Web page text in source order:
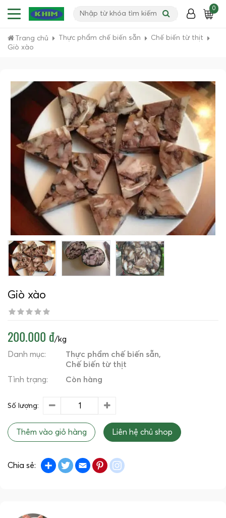
0
Trang chủ Thực phẩm chế biến sẵn
Chế biến từ thịt
Giò xào
Giò xào
200.000 đ/kg
Danh mục:
Thực phẩm chế biến sẵn
Chế biến từ thịt
Tình trạng:
Còn hàng
Số lượng:
Thêm vào giỏ hàng Liên hệ chủ shop
Chia sẻ: Share TwitterEmail Pinterest